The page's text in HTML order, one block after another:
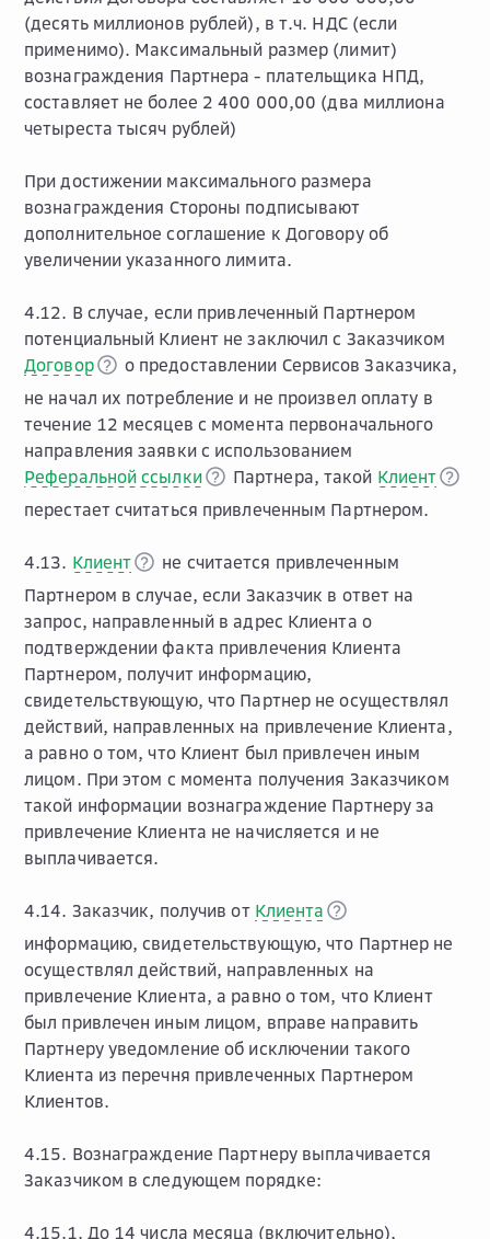
(десять миллионов рублей), в т.ч. НДС (если
применимо). Максимальный размер (лимит)
вознаграждения Партнера - плательщика НПД,
составляет не более 2 400 000,00 (два миллиона
четыреста тысяч рублей)
При достижении максимального размера
вознаграждения Стороны подписывают
дополнительное соглашение к Договору об
увеличении указанного лимита.
4.12. В случае, если привлеченный Партнером
потенциальный Клиент не заключил с Заказчиком
Договор
о предоставлении Сервисов Заказчика,
не начал их потребление и не произвел оплату в
течение 12 месяцев с момента первоначального
направления заявки с использованием
Реферальной ссылки
Партнера, такой Клиент
перестает считаться привлеченным Партнером.
4.13. Клиент
не считается привлеченным
Партнером в случае, если Заказчик в ответ на
запрос, направленный в адрес Клиента о
подтверждении факта привлечения Клиента
Партнером, получит информацию,
свидетельствующую, что Партнер не осуществлял
действий, направленных на привлечение Клиента,
а равно о том, что Клиент был привлечен иным
лицом. При этом с момента получения Заказчиком
такой информации вознаграждение Партнеру за
привлечение Клиента не начисляется и не
выплачивается.
4.14. Заказчик, получив от Клиента
информацию, свидетельствующую, что Партнер не
осуществлял действий, направленных на
привлечение Клиента, а равно о том, что Клиент
был привлечен иным лицом, вправе направить
Партнеру уведомление об исключении такого
Клиента из перечня привлеченных Партнером
Клиентов.
4.15. Вознаграждение Партнеру выплачивается
Заказчиком в следующем порядке:
4.15.1. До 14 числа месяца (включительно),